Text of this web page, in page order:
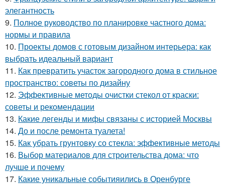
элегантность
9. Полное руководство по планировке частного дома:
нормы и правила
10. Проекты домов с готовым дизайном интерьера: как
выбрать идеальный вариант
11. Как превратить участок загородного дома в стильное
пространство: советы по дизайну
12. Эффективные методы очистки стекол от краски:
советы и рекомендации
13. Какие легенды и мифы связаны с историей Москвы
14. До и после ремонта туалета!
15. Как убрать грунтовку со стекла: эффективные методы
16. Выбор материалов для строительства дома: что
лучше и почему
17. Какие уникальные событияились в Оренбурге